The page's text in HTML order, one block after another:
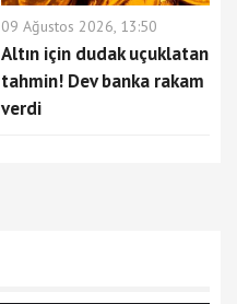
09 Ağustos 2026, 13:50
Altın için dudak uçuklatan
tahmin! Dev banka rakam
verdi